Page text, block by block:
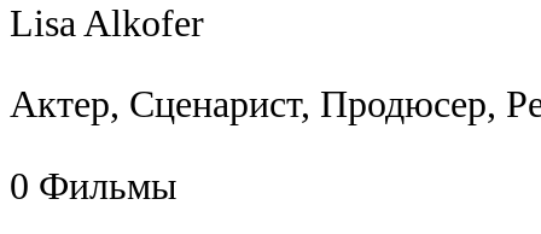
Lisa Alkofer
Актер, Сценарист, Продюсер,
0 Фильмы